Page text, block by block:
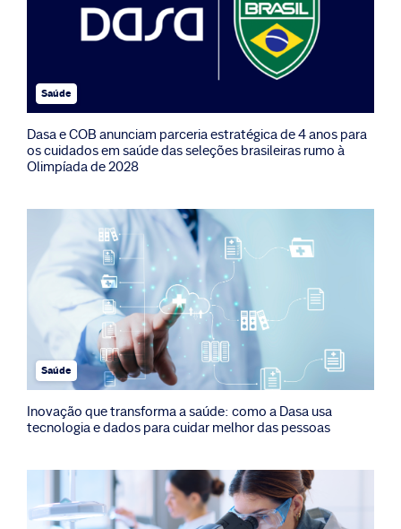
Saúde
Dasa e COB anunciam parceria estratégica de 4 anos para
os cuidados em saúde das seleções brasileiras rumo à
Olimpíada de 2028
Saúde
Inovação que transforma a saúde: como a Dasa usa
tecnologia e dados para cuidar melhor das pessoas